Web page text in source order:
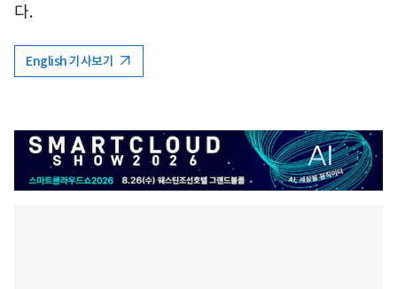
다.
English 기사보기